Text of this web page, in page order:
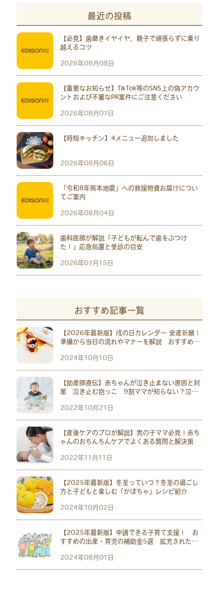
最近の投稿
【必見】歯磨きイヤイヤ、親子で頑張らずに乗り
越えるコツ
2026年08月08日
【重要なお知らせ】TikTok等のSNS上の偽アカウ
ントおよび不審なPR案件にご注意ください
2026年08月07日
【時短キッチン】4メニュー追加しました
2026年08月06日
「令和8年熊本地震」への救援物資お届けについ
てご案内
2026年08月04日
歯科医師が解説「子どもが転んで歯をぶつけ
た！」応急処置と受診の目安
2026年07月15日
おすすめ記事一覧
【2026年最新版】戌の日カレンダー 安産祈願｜
準備から当日の流れやマナーを解説 おすすめ神
2024年10月10日
【助産師直伝】赤ちゃんが泣き止まない原因と対
策 泣き止む抱っこ 9割ママが知らない？泣い
2022年10月21日
【産後ケアのプロが解説】男の子ママ必見！赤ち
ゃんのおちんちんケアでよくある質問と解決策
2022年11月11日
【2025年最新版】冬至っていつ？冬至の過ごし
方と子どもと楽しむ「かぼちゃ」レシピ紹介
2024年10月02日
【2025年最新版】申請できる子育て支援！ お
すすめの出産・育児の補助金5選 拡充された児
2024年08月01日